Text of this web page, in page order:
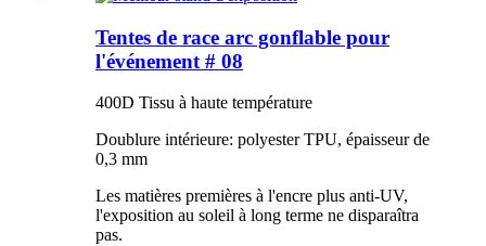
Tentes de race arc gonflable pour
l'événement # 08
400D Tissu à haute température
Doublure intérieure: polyester TPU, épaisseur de
0,3 mm
Les matières premières à l'encre plus anti-UV,
l'exposition au soleil à long terme ne disparaîtra
pas.